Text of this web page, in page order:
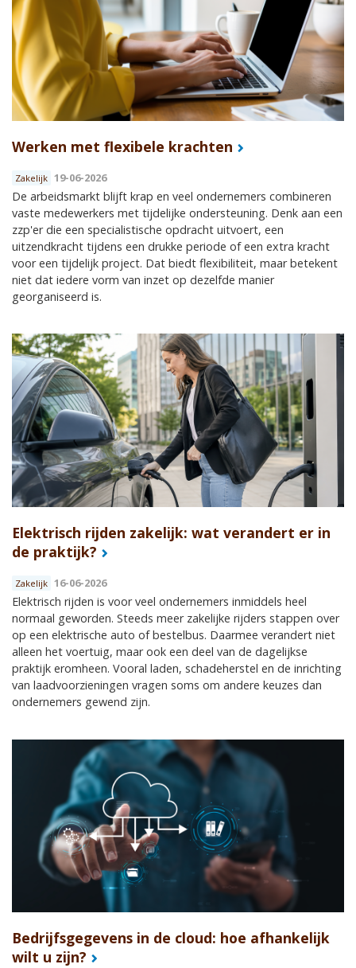
Werken met flexibele krachten
Zakelijk 19-06-2026
De arbeidsmarkt blijft krap en veel ondernemers combineren
vaste medewerkers met tijdelijke ondersteuning. Denk aan een
zzp'er die een specialistische opdracht uitvoert, een
uitzendkracht tijdens een drukke periode of een extra kracht
voor een tijdelijk project. Dat biedt flexibiliteit, maar betekent
niet dat iedere vorm van inzet op dezelfde manier
georganiseerd is.
Elektrisch rijden zakelijk: wat verandert er in
de praktijk?
Zakelijk 16-06-2026
Elektrisch rijden is voor veel ondernemers inmiddels heel
normaal geworden. Steeds meer zakelijke rijders stappen over
op een elektrische auto of bestelbus. Daarmee verandert niet
alleen het voertuig, maar ook een deel van de dagelijkse
praktijk eromheen. Vooral laden, schadeherstel en de inrichting
van laadvoorzieningen vragen soms om andere keuzes dan
ondernemers gewend zijn.
Bedrijfsgegevens in de cloud: hoe afhankelijk
wilt u zijn?